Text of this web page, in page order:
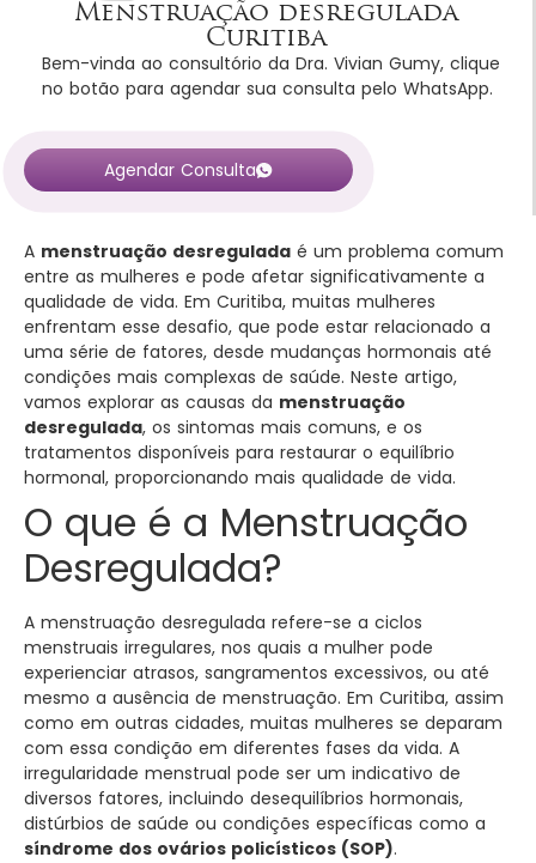
Menstruação desregulada
Curitiba
Bem-vinda ao consultório da Dra. Vivian Gumy, clique
no botão para agendar sua consulta pelo WhatsApp.
Agendar Consulta
A menstruação desregulada é um problema comum
entre as mulheres e pode afetar significativamente a
qualidade de vida. Em Curitiba, muitas mulheres
enfrentam esse desafio, que pode estar relacionado a
uma série de fatores, desde mudanças hormonais até
condições mais complexas de saúde. Neste artigo,
vamos explorar as causas da menstruação
desregulada, os sintomas mais comuns, e os
tratamentos disponíveis para restaurar o equilíbrio
hormonal, proporcionando mais qualidade de vida.
O que é a Menstruação
Desregulada?
A menstruação desregulada refere-se a ciclos
menstruais irregulares, nos quais a mulher pode
experienciar atrasos, sangramentos excessivos, ou até
mesmo a ausência de menstruação. Em Curitiba, assim
como em outras cidades, muitas mulheres se deparam
com essa condição em diferentes fases da vida. A
irregularidade menstrual pode ser um indicativo de
diversos fatores, incluindo desequilíbrios hormonais,
distúrbios de saúde ou condições específicas como a
síndrome dos ovários policísticos (SOP).